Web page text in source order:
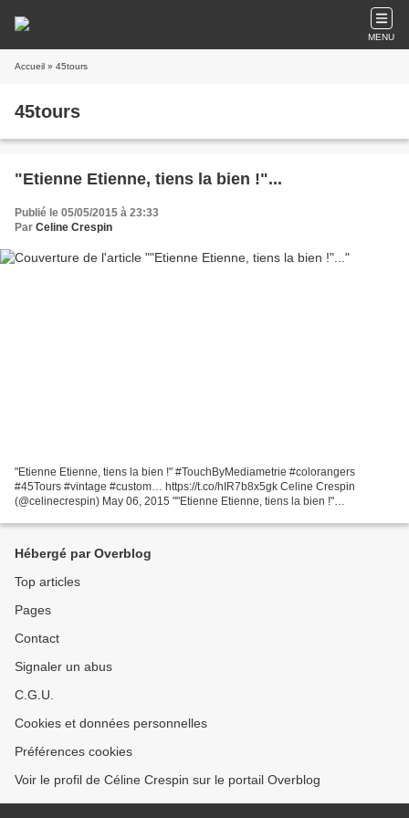
MENU
Accueil » 45tours
45tours
"Etienne Etienne, tiens la bien !"...
Publié le 05/05/2015 à 23:33
Par Celine Crespin
"Etienne Etienne, tiens la bien !" #TouchByMediametrie #colorangers
#45Tours #vintage #custom… https://t.co/hIR7b8x5gk Celine Crespin
(@celinecrespin) May 06, 2015 ""Etienne Etienne, tiens la bien !"
Hébergé par Overblog
Top articles
Pages
Contact
Signaler un abus
C.G.U.
Cookies et données personnelles
Préférences cookies
Voir le profil de Céline Crespin sur le portail Overblog